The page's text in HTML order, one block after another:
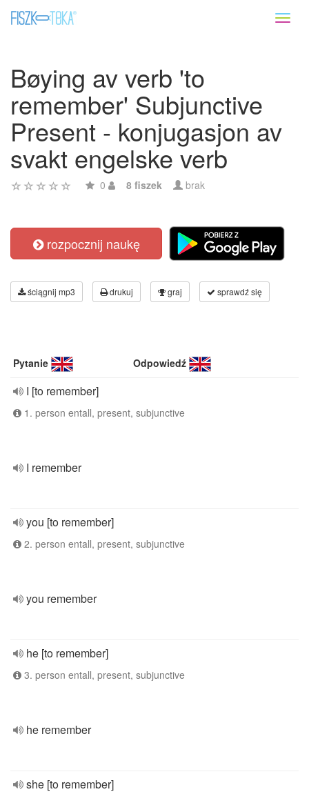
Bøying av verb 'to
remember' Subjunctive
Present - konjugasjon av
svakt engelske verb
0 8 fiszek brak
rozpocznij naukę
ściągnij mp3 drukuj graj sprawdź się
Pytanie Odpowiedź
I [to remember]
1. person entall, present, subjunctive
I remember
you [to remember]
2. person entall, present, subjunctive
you remember
he [to remember]
3. person entall, present, subjunctive
he remember
she [to remember]